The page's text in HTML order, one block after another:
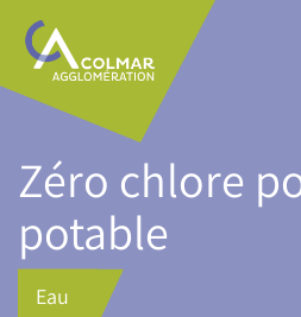
Aller
contenu
principal
Main
navigation
Zéro chlore
potable
Eau